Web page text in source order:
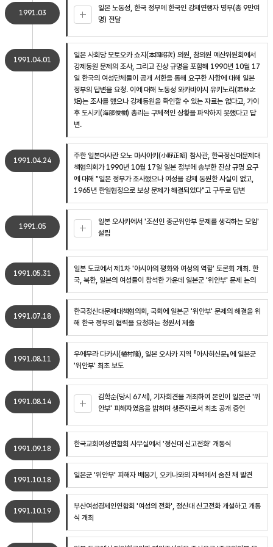
1991.03
일본 노동성, 한국 정부에 한국인 강제연행자 명부(총 9만여
명) 전달
1991.04.01
일본 사회당 모토오카 쇼지(本岡昭次) 의원, 참의원 예산위원회에서
강제동원 문제의 조사, 그리고 진상 규명을 포함해 1990년 10월 17
일 한국의 여성단체들이 공개 서한을 통해 요구한 사항에 대해 일본
정부의 답변을 요청. 이에 대해 노동성 와카바야시 유키노리(若林之
矩)는 조사를 했으나 강제동원을 확인할 수 있는 자료는 없다고, 가이
후 도시키(海部俊樹) 총리는 구체적인 상황을 파악하지 못했다고 답
변.
1991.04.24
주한 일본대사관 오노 마사아키(小野正昭) 참사관, 한국정신대문제대
책협의회가 1990년 10월 17일 일본 정부에 송부한 진상 규명 요구
에 대해 "일본 정부가 조사했으나 여성을 강제 동원한 사실이 없고,
1965년 한일협정으로 보상 문제가 해결되었다"고 구두로 답변
1991.05
일본 오사카에서 '조선인 종군위안부 문제를 생각하는 모임'
설립
1991.05.31
일본 도쿄에서 제1차 '아시아의 평화와 여성의 역할' 토론회 개최. 한
국, 북한, 일본의 여성들이 참석한 가운데 일본군 '위안부' 문제 논의
1991.07.18
한국정신대문제대책협의회, 국회에 일본군 '위안부' 문제의 해결을 위
해 한국 정부의 협력을 요청하는 청원서 제출
1991.08.11
우에무라 다카시(植村隆), 일본 오사카 지역 『아사히신문』에 일본군
'위안부' 최초 보도
1991.08.14
김학순(당시 67세), 기자회견을 개최하여 본인이 일본군 '위
안부' 피해자였음을 밝히며 생존자로서 최초 공개 증언
1991.09.18
한국교회여성연합회 사무실에서 '정신대 신고전화' 개통식
1991.10.18
일본군 '위안부' 피해자 배봉기, 오키나와의 자택에서 숨진 채 발견
1991.10.19
부산여성경제인연합회 '여성의 전화', 정신대 신고전화 개설하고 개통
식 개최